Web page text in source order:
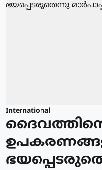
International